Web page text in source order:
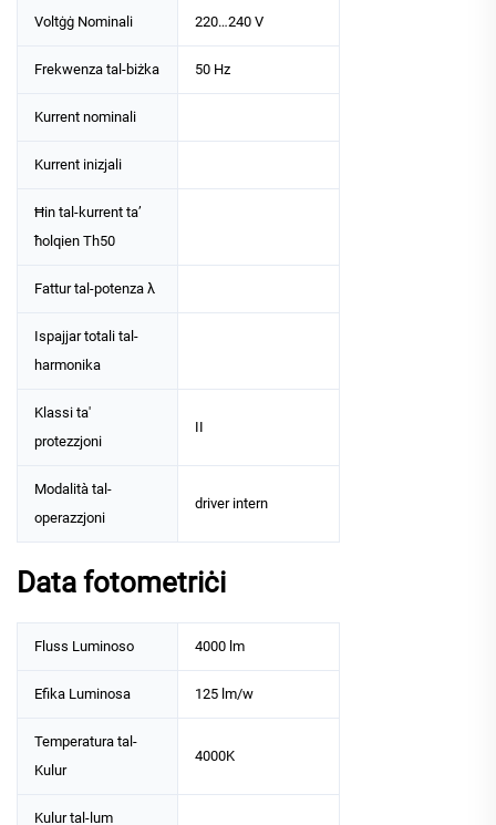
Voltġġ Nominali 220…240 V
Frekwenza tal-biżka 50 Hz
Kurrent nominali
Kurrent inizjali
Ħin tal-kurrent ta’
ħolqien Th50
Fattur tal-potenza λ
Ispajjar totali tal-
harmonika
Klassi ta'
protezzjoni
II
Modalità tal-
operazzjoni
driver intern
Data fotometriċi
Fluss Luminoso 4000 lm
Efika Luminosa 125 lm/w
Temperatura tal-
Kulur
4000K
Kulur tal-lum